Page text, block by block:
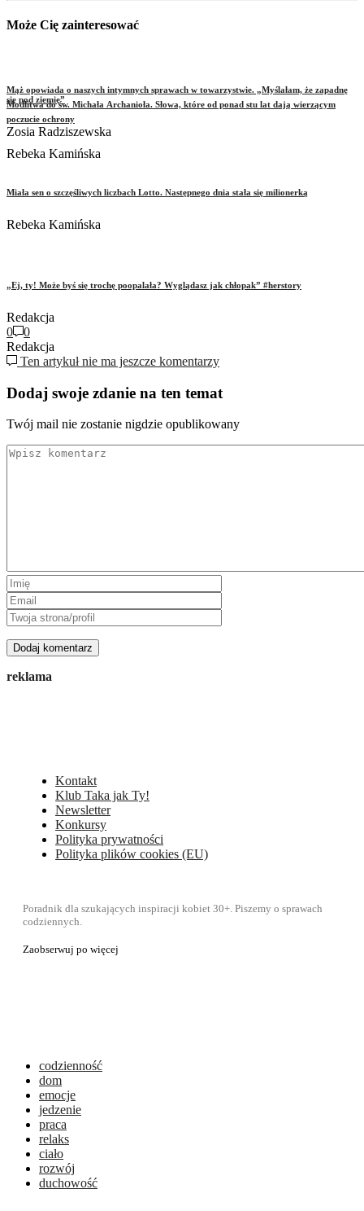
Modlitwa do św. Michała Archanioła. Słowa, które od ponad stu lat dają wierzącym
poczucie ochrony
Rebeka Kamińska
Może Cię zainteresować
Mąż opowiada o naszych intymnych sprawach w towarzystwie. „Myślałam, że zapadnę
się pod ziemię”
Zosia Radziszewska
Miała sen o szczęśliwych liczbach Lotto. Następnego dnia stała się milionerką
Rebeka Kamińska
„Ej, ty! Może byś się trochę poopalała? Wyglądasz jak chłopak” #herstory
Redakcja
0
0
Redakcja
Ten artykuł nie ma jeszcze komentarzy
Dodaj swoje zdanie na ten temat
Twój mail nie zostanie nigdzie opublikowany
reklama
Kontakt
Klub Taka jak Ty!
Newsletter
Konkursy
Polityka prywatności
Polityka plików cookies (EU)
Poradnik dla szukających inspiracji kobiet 30+. Piszemy o sprawach
codziennych.
Zaobserwuj po więcej
codzienność
dom
emocje
jedzenie
praca
relaks
ciało
rozwój
duchowość